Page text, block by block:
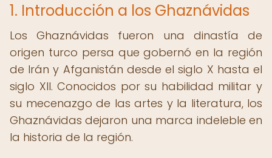
1. Introducción a los Ghaznávidas
Los Ghaznávidas fueron una dinastía de
origen turco persa que gobernó en la región
de Irán y Afganistán desde el siglo X hasta el
siglo XII. Conocidos por su habilidad militar y
su mecenazgo de las artes y la literatura, los
Ghaznávidas dejaron una marca indeleble en
la historia de la región.